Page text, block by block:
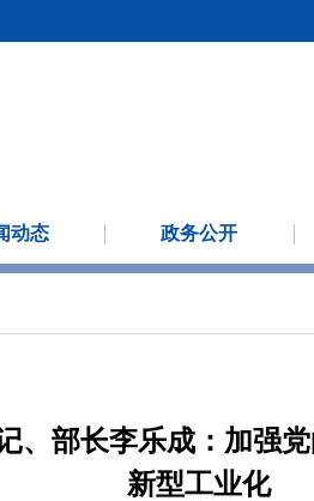
动态 政务公开
、部长李乐成：加强
新型工业化